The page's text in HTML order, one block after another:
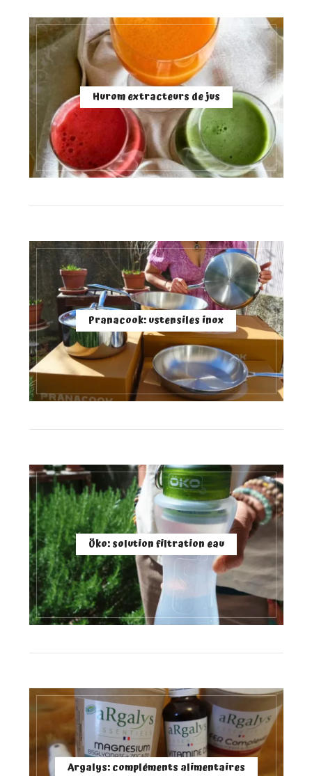
Hurom extracteurs de jus
Pranacook: ustensiles inox
Öko: solution filtration eau
Argalys: compléments alimentaires